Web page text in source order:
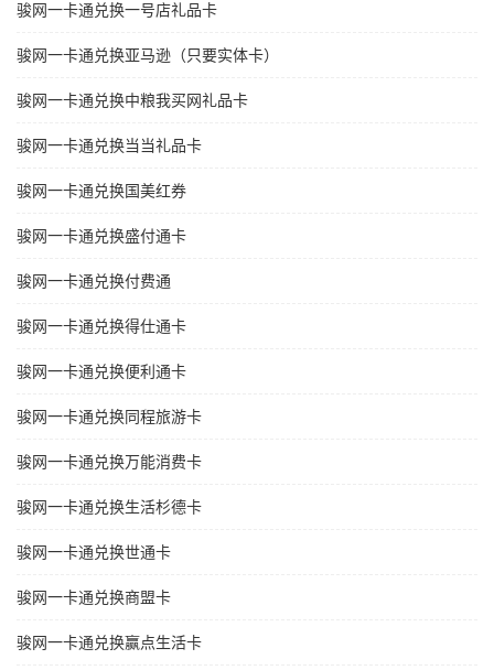
骏网一卡通兑换一号店礼品卡
骏网一卡通兑换亚马逊（只要实体卡）
骏网一卡通兑换中粮我买网礼品卡
骏网一卡通兑换当当礼品卡
骏网一卡通兑换国美红券
骏网一卡通兑换盛付通卡
骏网一卡通兑换付费通
骏网一卡通兑换得仕通卡
骏网一卡通兑换便利通卡
骏网一卡通兑换同程旅游卡
骏网一卡通兑换万能消费卡
骏网一卡通兑换生活杉德卡
骏网一卡通兑换世通卡
骏网一卡通兑换商盟卡
骏网一卡通兑换赢点生活卡